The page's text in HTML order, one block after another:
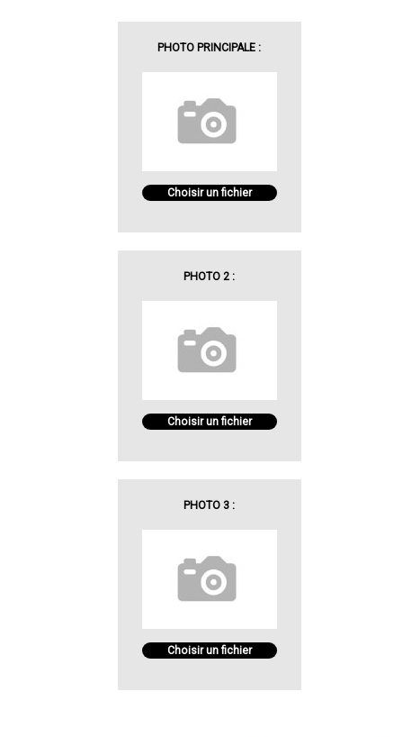
PHOTO PRINCIPALE :
Choisir un fichier
PHOTO 2 :
Choisir un fichier
PHOTO 3 :
Choisir un fichier